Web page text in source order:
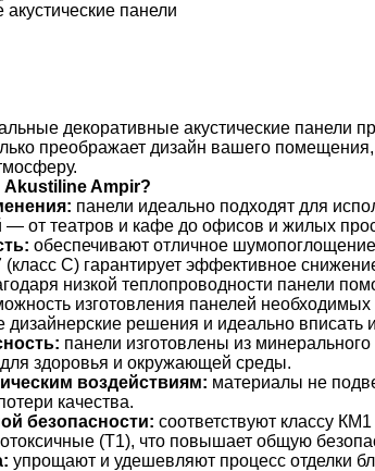
панели
декоративные акустические панели
преображает дизайн вашего
Ampir?
панели идеально подходят для
от театров и кафе до офисов и жилых
обеспечивают отличное
С) гарантирует эффективное
низкой теплопроводности панели
изготовления панелей
решения и идеально вписать
панели изготовлены из
здоровья и окружающей среды.
воздействиям: материалы не
качества.
безопасности: соответствуют классу
(Т1), что повышает общую
упрощают и удешевляют процесс отделки